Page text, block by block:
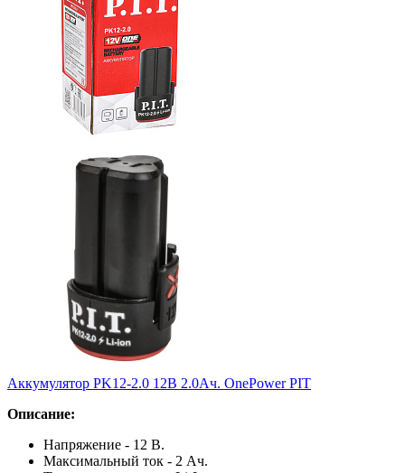
Аккумулятор PK12-2.0 12В 2.0Ач. OnePower PIT
Описание:
Напряжение - 12 В.
Максимальный ток - 2 Ач.